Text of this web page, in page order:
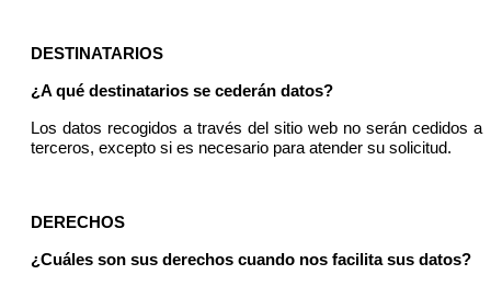
DESTINATARIOS
¿A qué destinatarios se cederán datos?
Los datos recogidos a través del sitio web no serán cedidos a
terceros, excepto si es necesario para atender su solicitud.
DERECHOS
¿Cuáles son sus derechos cuando nos facilita sus datos?